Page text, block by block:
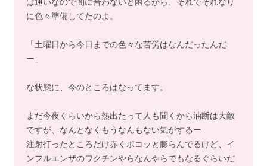
に色々準備してたのよ。
「土曜日から今日までの色々な苦労はなんだったんだ
ー」
な状態に、今のところはなってます。
まだ今夜ぐらいから熱出たって人も聞くから油断は大敵
ですが、なんとなくもうなんもない気がするー
注射打ったところだけ赤くポコッと膨らんでるけど、イ
ンフルエンザのワクチンやらなんやらでもなるぐらいだ